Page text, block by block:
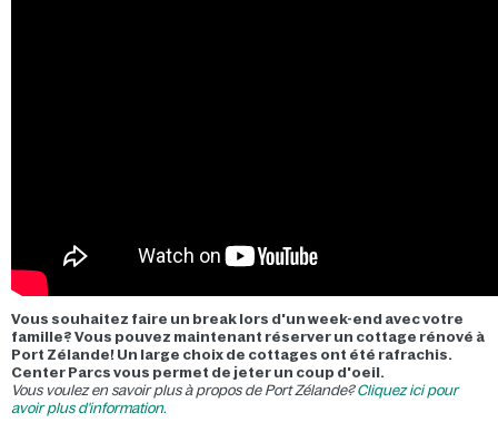
Vous souhaitez faire un break lors d'un week-end avec votre
famille? Vous pouvez maintenant réserver un cottage rénové à
Port Zélande! Un large choix de cottages ont été rafrachis.
Center Parcs vous permet de jeter un coup d'oeil.
Vous voulez en savoir plus à propos de Port Zélande?Cliquez ici pour
avoir plus d'information.